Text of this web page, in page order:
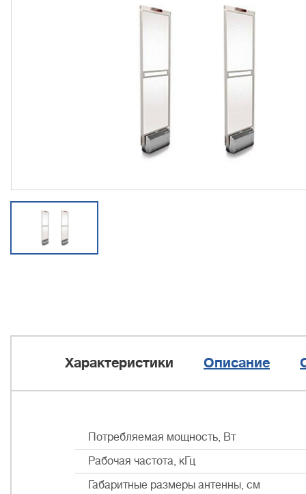
Характеристики Описание
Потребляемая мощность, Вт
Рабочая частота, кГц
Габаритные размеры антенны, см